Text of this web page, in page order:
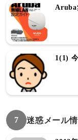
Aruba
1(1)
7 迷惑メール